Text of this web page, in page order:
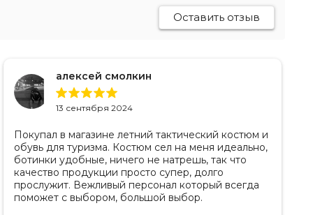
Оставить отзыв
алексей смолкин
13 сентября 2024
Покупал в магазине летний тактический костюм и
обувь для туризма. Костюм сел на меня идеально,
ботинки удобные, ничего не натрешь, так что
качество продукции просто супер, долго
прослужит. Вежливый персонал который всегда
поможет с выбором, большой выбор.